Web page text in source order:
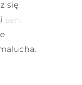
się
sen.